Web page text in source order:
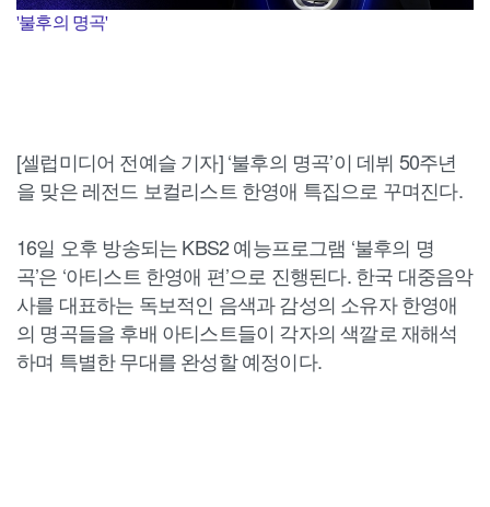
'불후의 명곡'
[셀럽미디어 전예슬 기자] ‘불후의 명곡’이 데뷔 50주년
을 맞은 레전드 보컬리스트 한영애 특집으로 꾸며진다.
16일 오후 방송되는 KBS2 예능프로그램 ‘불후의 명
곡’은 ‘아티스트 한영애 편’으로 진행된다. 한국 대중음악
사를 대표하는 독보적인 음색과 감성의 소유자 한영애
의 명곡들을 후배 아티스트들이 각자의 색깔로 재해석
하며 특별한 무대를 완성할 예정이다.